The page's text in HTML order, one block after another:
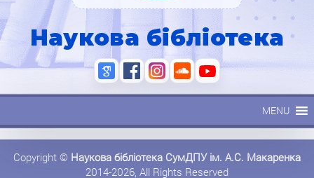
Наукова бібліотека
MENU
Copyright © Наукова бібліотека СумДПУ ім. А.С. Макаренка
2014-2026, All Rights Reserved